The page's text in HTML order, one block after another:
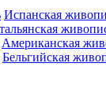
Испанская
Американская
Бельгийская